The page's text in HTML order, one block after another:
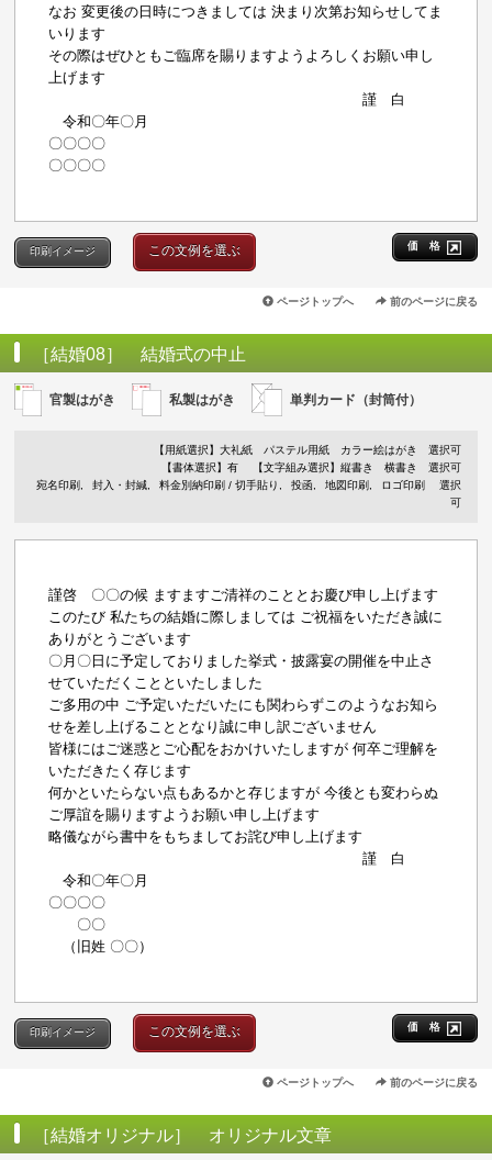
なお 変更後の日時につきましては 決まり次第お知らせしてま
いります
その際はぜひともご臨席を賜りますようよろしくお願い申し
上げます
謹 白
令和〇年〇月
〇〇〇〇
〇〇〇〇
価 格
印刷イメージ この文例を選ぶ
ページトップへ 前のページに戻る
［結婚08］ 結婚式の中止
官製はがき 私製はがき 単判カード（封筒付）
【用紙選択】 大礼紙 パステル用紙 カラー絵はがき
選択可
【書体選択】有
【文字組み選択】縦書き 横書き 選択可
宛名印刷
封入・封緘 料金別納印刷 / 切手貼り 投函 地図印刷 ロゴ印刷
選択
可
謹啓 〇〇の候 ますますご清祥のこととお慶び申し上げます
このたび 私たちの結婚に際しましては ご祝福をいただき誠に
ありがとうございます
〇月〇日に予定しておりました挙式・披露宴の開催を中止さ
せていただくことといたしました
ご多用の中 ご予定いただいたにも関わらずこのようなお知ら
せを差し上げることとなり誠に申し訳ございません
皆様にはご迷惑とご心配をおかけいたしますが 何卒ご理解を
いただきたく存じます
何かといたらない点もあるかと存じますが 今後とも変わらぬ
ご厚誼を賜りますようお願い申し上げます
略儀ながら書中をもちましてお詫び申し上げます
謹 白
令和〇年〇月
〇〇〇〇
〇〇
（旧姓 〇〇）
価 格
印刷イメージ この文例を選ぶ
ページトップへ 前のページに戻る
［結婚オリジナル］ オリジナル文章